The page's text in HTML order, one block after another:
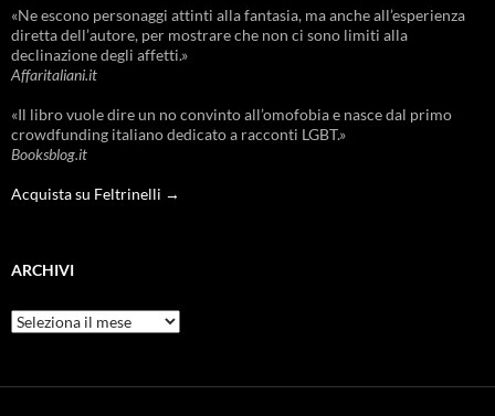
«Ne escono personaggi attinti alla fantasia, ma anche all’esperienza
diretta dell’autore, per mostrare che non ci sono limiti alla
declinazione degli affetti.»
Affaritaliani.it
«Il libro vuole dire un no convinto all’omofobia e nasce dal primo
crowdfunding italiano dedicato a racconti LGBT.»
Booksblog.it
Acquista su Feltrinelli →
ARCHIVI
Archivi